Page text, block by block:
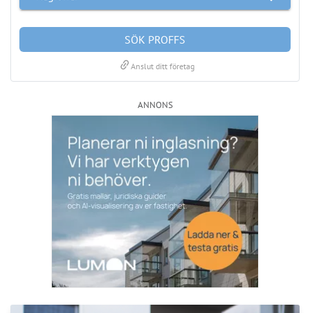
LÄS BRF-MAPPEN >>
Håll dig uppdaterad med de senasteBRF-nyheterna
PRENUMERERA
ANNONS